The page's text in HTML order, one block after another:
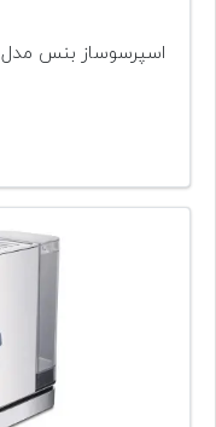
اسپرسوساز بنس مدل BC-S8502